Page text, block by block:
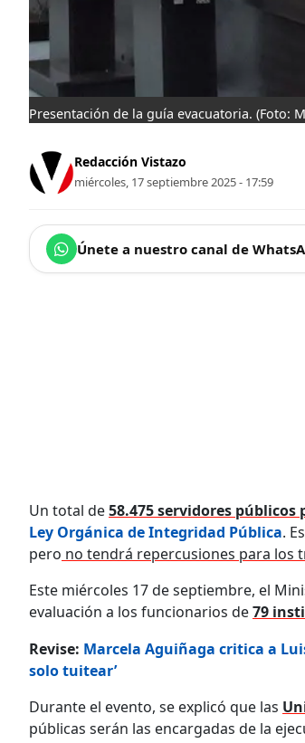
Presentación de la guía evacuatoria. (Foto:
Redacción Vistazo
miércoles, 17 septiembre 2025 - 17:59
Únete a nuestro canal de
Un total de58.475 servidores
Ley Orgánica de Integridad Pública.
pero no tendrá repercusiones para los
Este miércoles 17 de septiembre, el
evaluación a los funcionarios de79
Revise: Marcela Aguiñaga critica a
solo tuitear’
Durante el evento, se explicó que las
públicas serán las encargadas de la